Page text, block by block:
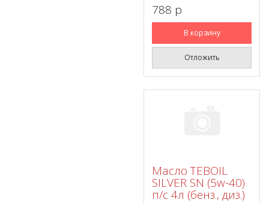
788 p
В корзину
Отложить
Масло TEBOIL
SILVER SN (5w-40)
п/с 4л (бенз., диз.)